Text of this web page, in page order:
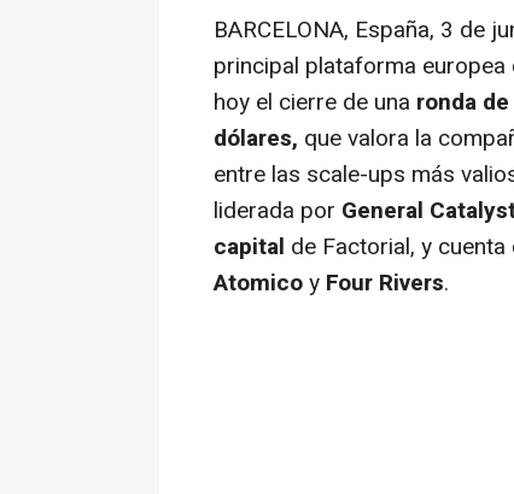
BARCELONA, España, 3 de
principal plataforma
hoy el cierre de una ronda
dólares, que valora la
entre las scale-ups más
liderada por General
capital de Factorial, y
Atomicoy Four Rivers.